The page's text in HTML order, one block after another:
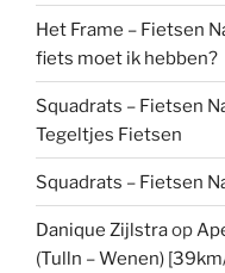
Het Frame – Fietsen
fiets moet ik hebben?
Squadrats – Fietsen
Tegeltjes Fietsen
Squadrats – Fietsen
Danique Zijlstraop
(Tulln – Wenen)